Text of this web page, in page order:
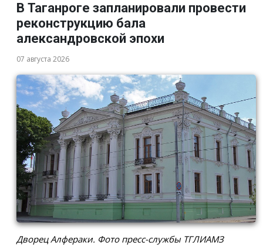
В Таганроге запланировали провести
реконструкцию бала
александровской эпохи
07 августа 2026
Дворец Алфераки. Фото пресс-службы ТГЛИАМЗ